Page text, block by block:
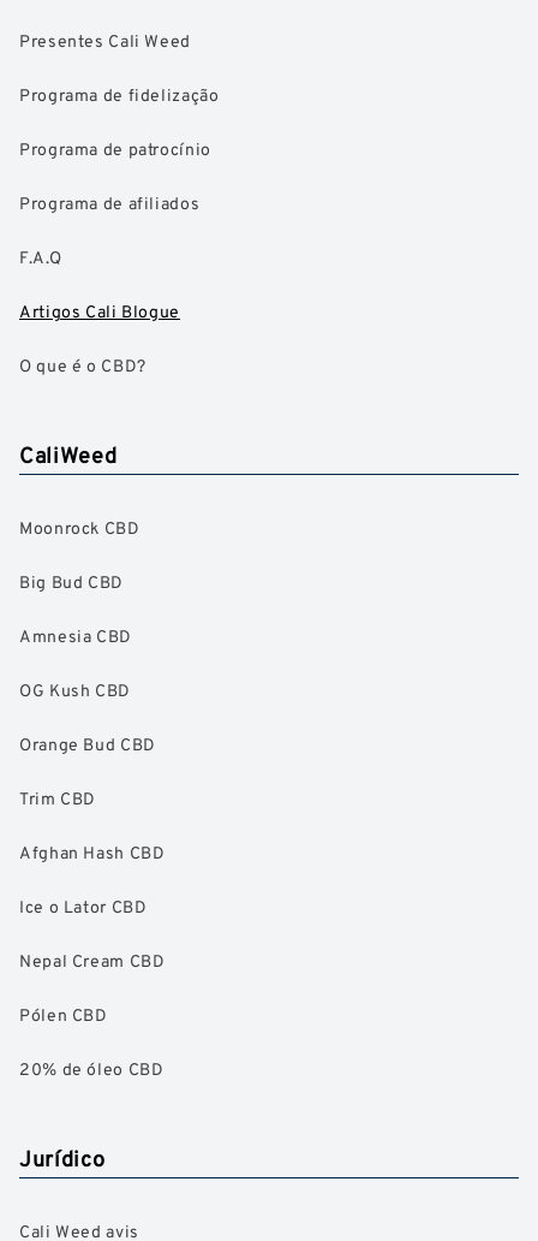
Presentes Cali Weed
Programa de fidelização
Programa de patrocínio
Programa de afiliados
F.A.Q
Artigos Cali Blogue
O que é o CBD?
CaliWeed
Moonrock CBD
Big Bud CBD
Amnesia CBD
OG Kush CBD
Orange Bud CBD
Trim CBD
Afghan Hash CBD
Ice o Lator CBD
Nepal Cream CBD
Pólen CBD
20% de óleo CBD
Jurídico
Cali Weed avis